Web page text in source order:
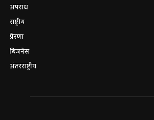
अपराध
राष्ट्रीय
प्रेरणा
बिजनेस
अंतरराष्ट्रीय